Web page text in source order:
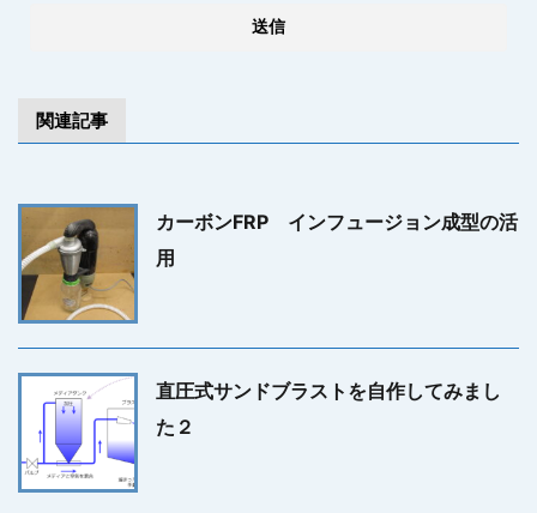
関連記事
カーボンFRP インフュージョン成型の活
用
直圧式サンドブラストを自作してみまし
た２